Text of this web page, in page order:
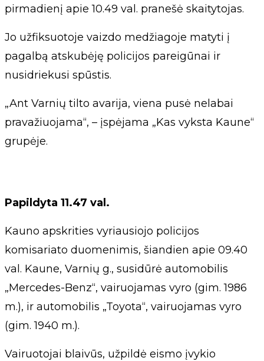
pirmadienį apie 10.49 val. pranešė skaitytojas.
Jo užfiksuotoje vaizdo medžiagoje matyti į
pagalbą atskubėję policijos pareigūnai ir
nusidriekusi spūstis.
„Ant Varnių tilto avarija, viena pusė nelabai
pravažiuojama“, – įspėjama „Kas vyksta Kaune“
grupėje.
Papildyta 11.47 val.
Kauno apskrities vyriausiojo policijos
komisariato duomenimis, šiandien apie 09.40
val. Kaune, Varnių g., susidūrė automobilis
„Mercedes-Benz“, vairuojamas vyro (gim. 1986
m.), ir automobilis „Toyota“, vairuojamas vyro
(gim. 1940 m.).
Vairuotojai blaivūs, užpildė eismo įvykio